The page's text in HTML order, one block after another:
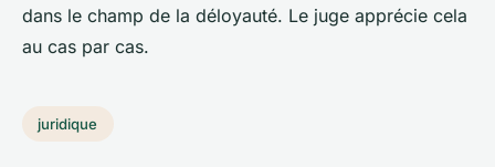
dans le champ de la déloyauté. Le juge apprécie cela
au cas par cas.
juridique